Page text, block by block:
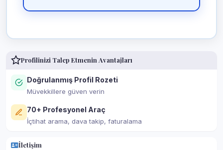
Profilinizi Talep Etmenin Avantajları
Doğrulanmış Profil Rozeti
Müvekkillere güven verin
70+ Profesyonel Araç
İçtihat arama, dava takip, faturalama
İletişim